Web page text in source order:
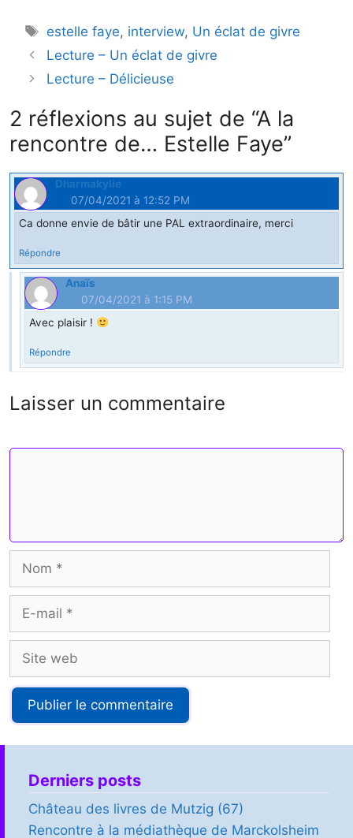
e
b
o
k
t
t
e
t
e
r
s
i
t
a
g
r
Étiquettes
estelle faye, interview, Un éclat de givre
Lecture – Un éclat de givre
Lecture – Délicieuse
2 réflexions au sujet de “A la
rencontre de… Estelle Faye”
Dharmakylie
07/04/2021 à 12:52 PM
Ca donne envie de bâtir une PAL extraordinaire, merci
Répondre
Anaïs
07/04/2021 à 1:15 PM
Avec plaisir !
Répondre
Laisser un commentaire
mail
web
Derniers posts
Château des livres de Mutzig (67)
Rencontre à la médiathèque de Marckolsheim